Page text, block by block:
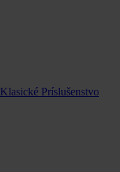
Klasické Príslušenstvo